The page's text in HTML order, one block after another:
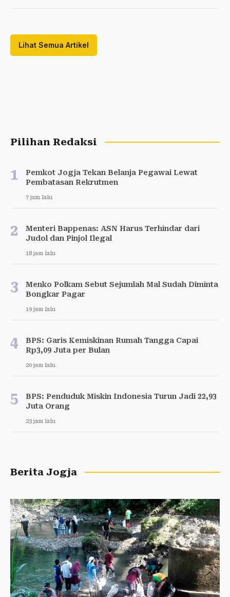
Lihat Semua Artikel
Pilihan Redaksi
1
Pemkot Jogja Tekan Belanja Pegawai Lewat
Pembatasan Rekrutmen
7 jam lalu
2
Menteri Bappenas: ASN Harus Terhindar dari
Judol dan Pinjol Ilegal
18 jam lalu
3
Menko Polkam Sebut Sejumlah Mal Sudah Diminta
Bongkar Pagar
19 jam lalu
4
BPS: Garis Kemiskinan Rumah Tangga Capai
Rp3,09 Juta per Bulan
20 jam lalu
5
BPS: Penduduk Miskin Indonesia Turun Jadi 22,93
Juta Orang
23 jam lalu
Berita Jogja